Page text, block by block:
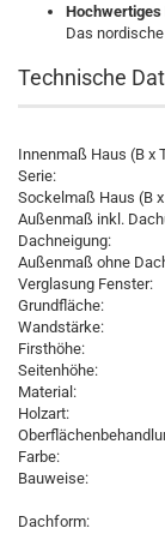
Hochwertiges
Das
Technische
Innenmaß Haus (B x
Serie:
Sockelmaß Haus (B
Außenmaß inkl.
Dachneigung:
Außenmaß ohne
Verglasung Fenster:
Grundfläche:
Wandstärke:
Firsthöhe:
Seitenhöhe:
Material:
Holzart:
Farbe:
Bauweise:
Dachform: